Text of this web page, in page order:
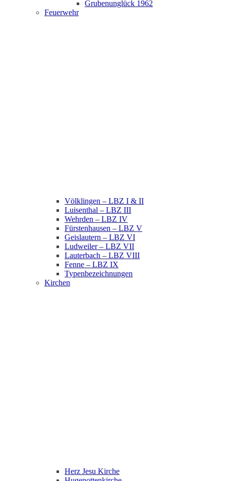
Grubenunglück 1962
Feuerwehr
Völklingen – LBZ I & II
Luisenthal – LBZ III
Wehrden – LBZ IV
Fürstenhausen – LBZ V
Geislautern – LBZ VI
Ludweiler – LBZ VII
Lauterbach – LBZ VIII
Fenne – LBZ IX
Typenbezeichnungen
Kirchen
Herz Jesu Kirche